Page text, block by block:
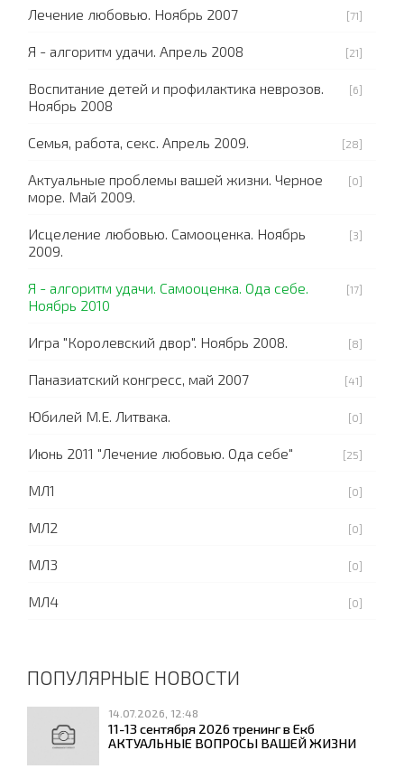
Лечение любовью. Ноябрь 2007 [71]
Я - алгоритм удачи. Апрель 2008 [21]
Воспитание детей и профилактика неврозов.
Ноябрь 2008
[6]
Семья, работа, секс. Апрель 2009. [28]
Актуальные проблемы вашей жизни. Черное
море. Май 2009.
[0]
Исцеление любовью. Самооценка. Ноябрь
2009.
[3]
Я - алгоритм удачи. Самооценка. Ода себе.
Ноябрь 2010
[17]
Игра "Королевский двор". Ноябрь 2008. [8]
Паназиатский конгресс, май 2007 [41]
Юбилей М.Е. Литвака. [0]
Июнь 2011 "Лечение любовью. Ода себе" [25]
МЛ1 [0]
МЛ2 [0]
МЛ3 [0]
МЛ4 [0]
ПОПУЛЯРНЫЕ НОВОСТИ
14.07.2026, 12:48
11-13 сентября 2026 тренинг в Екб
АКТУАЛЬНЫЕ ВОПРОСЫ ВАШЕЙ ЖИЗНИ